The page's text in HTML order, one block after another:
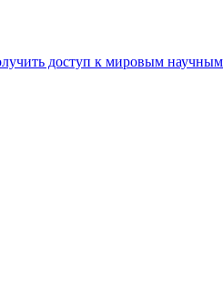
доступ к мировым